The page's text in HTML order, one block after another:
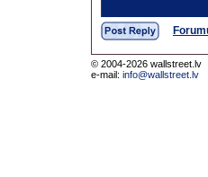
© 2004-2026 wallstreet.lv
e-mail: info@wallstreet.lv